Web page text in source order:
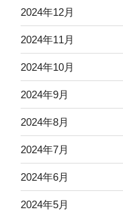
2024年12月
2024年11月
2024年10月
2024年9月
2024年8月
2024年7月
2024年6月
2024年5月